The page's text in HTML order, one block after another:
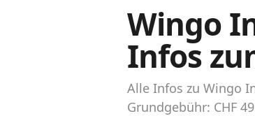
Daten-Abos vergleichen
Abos für Tablets, Hotspots und Smart
Tarifrechner Handy-Abo
Der gute alte Tarifrechner im neuen
Wingo
Infos
Alle Infos zu Wingo
Grundgebühr: CHF